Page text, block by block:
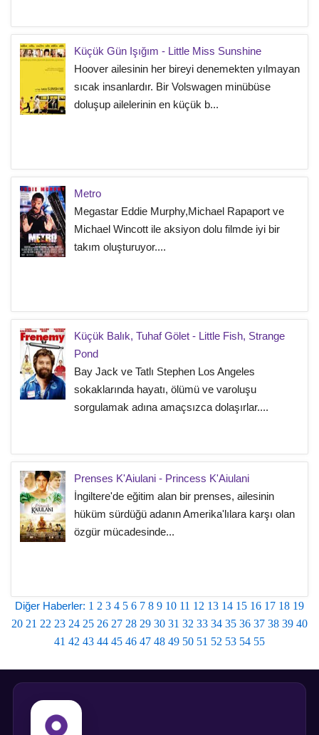
Küçük Gün Işığım - Little Miss Sunshine
Hoover ailesinin her bireyi denemekten yılmayan
sıcak insanlardır. Bir Volswagen minübüse
doluşup ailelerinin en küçük b...
Metro
Megastar Eddie Murphy,Michael Rapaport ve
Michael Wincott ile aksiyon dolu filmde iyi bir
takım oluşturuyor....
Küçük Balık, Tuhaf Gölet - Little Fish, Strange
Pond
Bay Jack ve Tatlı Stephen Los Angeles
sokaklarında hayatı, ölümü ve varoluşu
sorgulamak adına amaçsızca dolaşırlar....
Prenses K'Aiulani - Princess K'Aiulani
İngiltere'de eğitim alan bir prenses, ailesinin
hüküm sürdüğü adanın Amerika'lılara karşı olan
özgür mücadesinde...
Diğer Haberler: 1 2 3 4 5 6 7 8 9 10 11 12 13 14 15 16 17 18 19
20 21 22 23 24 25 26 27 28 29 30 31 32 33 34 35 36 37 38 39 40
41 42 43 44 45 46 47 48 49 50 51 52 53 54 55